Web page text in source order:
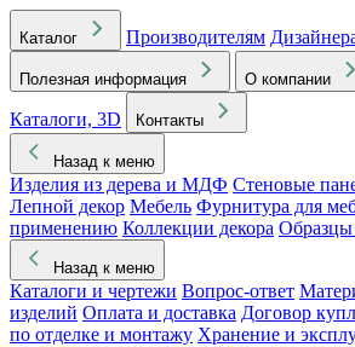
Каталог Производителям
Полезная информация О компании
Каталоги, 3D
Контакты
Назад к меню
Изделия из дерева и МДФ Стеновые
Лепной декор Мебель Фурнитура для
применению Коллекции декора
Назад к меню
Каталоги и чертежи Вопрос-ответ
изделий Оплата и доставка Договор
по отделке и монтажу Хранение и